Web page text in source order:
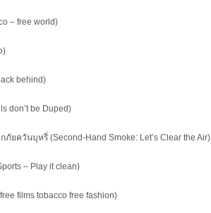
– free world)
behind)
don’t be Duped)
ควันบุหรี่ (Second-Hand Smoke: Let’s Clear the Air)
– Play it clean)
films tobacco free fashion)